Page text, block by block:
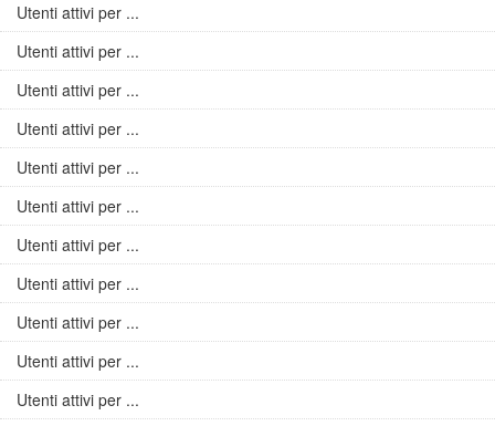
Utenti attivi per ...
Utenti attivi per ...
Utenti attivi per ...
Utenti attivi per ...
Utenti attivi per ...
Utenti attivi per ...
Utenti attivi per ...
Utenti attivi per ...
Utenti attivi per ...
Utenti attivi per ...
Utenti attivi per ...